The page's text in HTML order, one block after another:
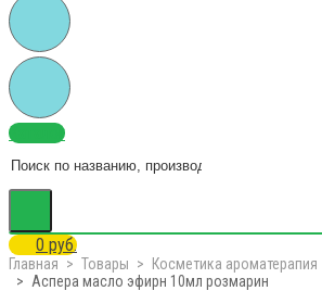
Каталог
0 руб.
Главная Товары
Косметика ароматерапия
Аспера масло эфирн 10мл розмарин